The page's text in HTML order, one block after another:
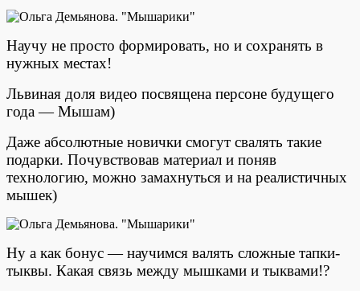
Научу не просто формировать, но и сохранять в
нужных местах!
Львиная доля видео посвящена персоне будущего
года — Мышам)
Даже абсолютные новички смогут свалять такие
подарки. Почувствовав материал и поняв
технологию, можно замахнуться и на реалистичных
мышек)
Ну а как бонус — научимся валять сложные тапки-
тыквы. Какая связь между мышками и тыквами!?